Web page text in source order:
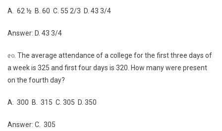
A. 62 ½ B. 60 C. 55 2/3 D. 43 3/4
Answer: D. 43 3/4
৫৩. The average attendance of a college for the first three days of
a week is 325 and first four days is 320. How many were present
on the fourth day?
A. 300 B. 315 C. 305 D. 350
Answer: C. 305